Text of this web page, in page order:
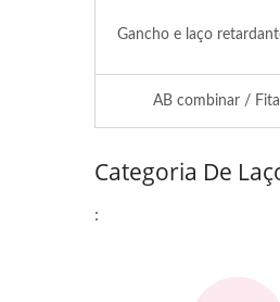
Gancho e laço
AB combinar /
Categoria De
: